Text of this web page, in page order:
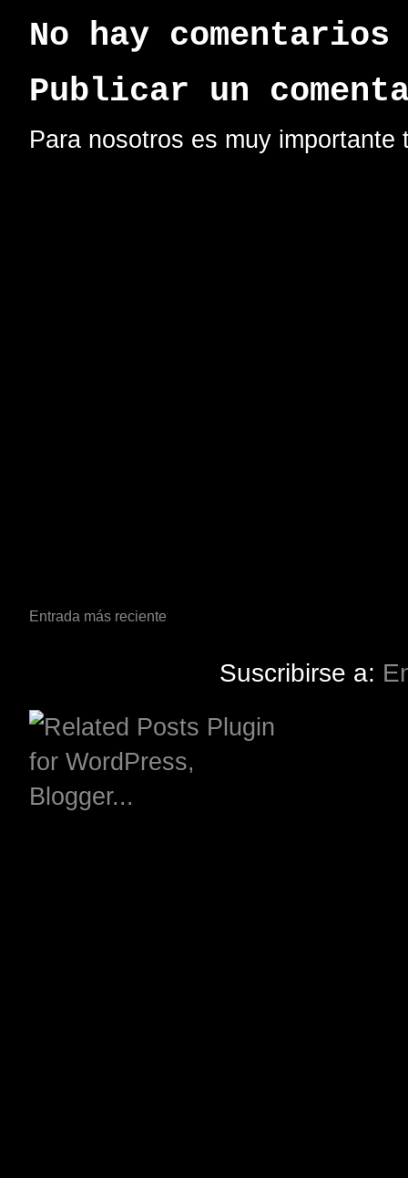
No hay
Publicar un
Para nosotros es muy
Entrada más reciente
Suscribirse a: